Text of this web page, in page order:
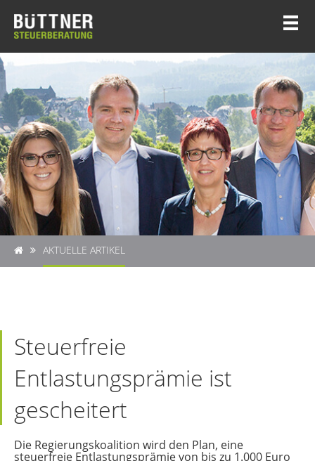
AKTUELLE ARTIKEL
Steuerfreie
Entlastungsprämie ist
gescheitert
Die Regierungskoalition wird den Plan, eine
steuerfreie Entlastungsprämie von bis zu 1.000 Euro